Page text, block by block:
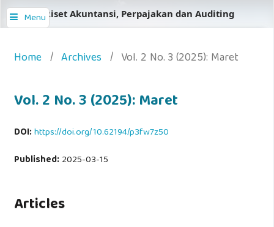
Menu
Jurnal Riset Akuntansi, Perpajakan dan Auditing
Home / Archives / Vol. 2 No. 3 (2025): Maret
Vol. 2 No. 3 (2025): Maret
DOI:https://doi.org/10.62194/p3fw7z50
Published:2025-03-15
Articles